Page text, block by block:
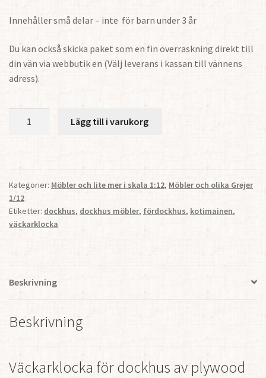
Innehåller små delar – inte för barn under 3 år
Du kan också skicka paket som en fin överraskning direkt till
din vän via webbutik en (Välj leverans i kassan till vännens
adress).
Lägg till i varukorg
Kategorier: Möbler och lite mer i skala 1:12, Möbler och olika Grejer
1/12
Etiketter: dockhus, dockhus möbler, fördockhus, kotimainen,
väckarklocka
Beskrivning
Beskrivning
Väckarklocka för dockhus av plywood